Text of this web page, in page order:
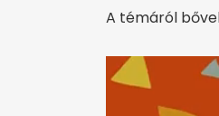
A témáról